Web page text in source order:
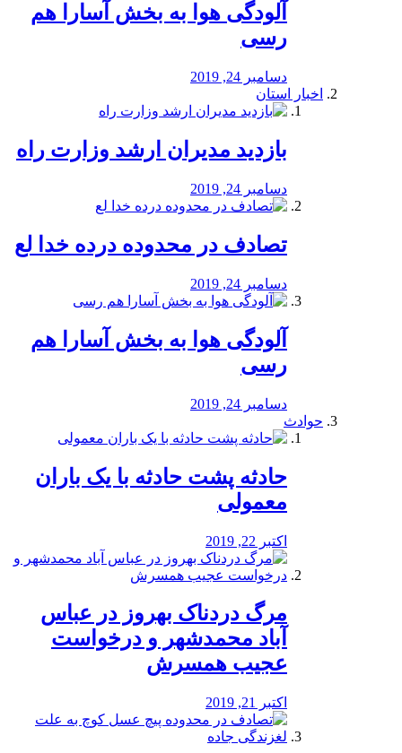
آلودگی هوا به بخش آسارا هم
رسی
دسامبر 24, 2019
اخبار استان
بازدید مدیران ارشد وزارت راه
دسامبر 24, 2019
تصادف در محدوده درده خدا لع
دسامبر 24, 2019
آلودگی هوا به بخش آسارا هم
رسی
دسامبر 24, 2019
حوادث
️حادثه پشت حادثه با یک باران
معمولی
اکتبر 22, 2019
مرگ دردناک بهروز در عباس
آباد محمدشهر و درخواست
عجیب همسرش
اکتبر 21, 2019